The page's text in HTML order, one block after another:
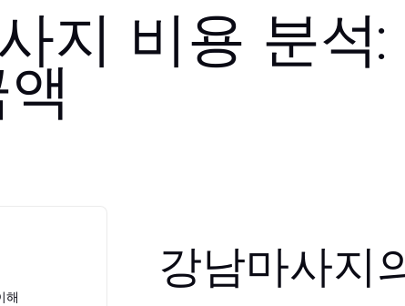
지 비용 분석
해
강남마사지